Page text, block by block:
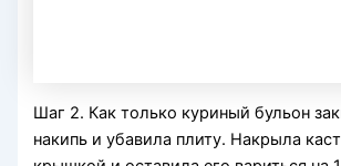
Шаг 2. Как только куриный бульон
накипь и убавила плиту. Накрыла